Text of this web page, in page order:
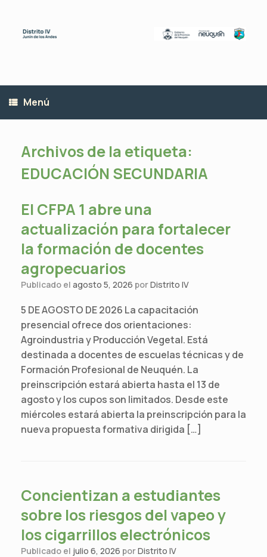
contenido
Menú
Archivos de la etiqueta:
EDUCACIÓN SECUNDARIA
El CFPA 1 abre una
actualización para fortalecer
la formación de docentes
agropecuarios
Publicado el agosto 5, 2026 porDistrito IV
5 DE AGOSTO DE 2026 La capacitación
presencial ofrece dos orientaciones:
Agroindustria y Producción Vegetal. Está
destinada a docentes de escuelas técnicas y de
Formación Profesional de Neuquén. La
preinscripción estará abierta hasta el 13 de
agosto y los cupos son limitados. Desde este
miércoles estará abierta la preinscripción para la
nueva propuesta formativa dirigida […]
Concientizan a estudiantes
sobre los riesgos del vapeo y
los cigarrillos electrónicos
Publicado el julio 6, 2026 porDistrito IV